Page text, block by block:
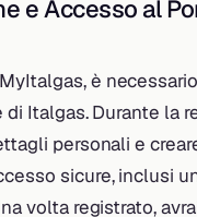
e Accesso al
è
Italgas. Durante la
personali e
sicure, inclusi
volta registrato,